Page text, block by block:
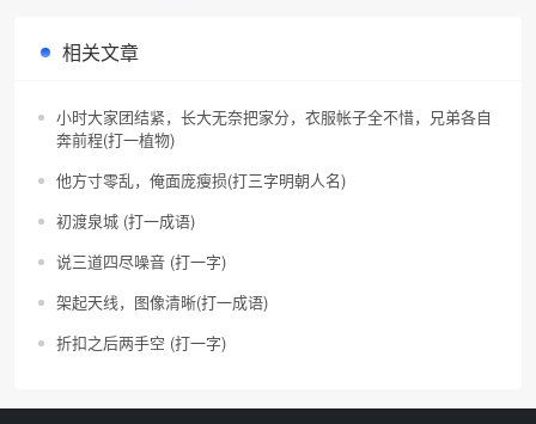
相关文章
小时大家团结紧，长大无奈把家分，衣服帐子全不惜，兄弟各自
奔前程(打一植物)
他方寸零乱，俺面庞瘦损(打三字明朝人名)
初渡泉城 (打一成语)
说三道四尽噪音 (打一字)
架起天线，图像清晰(打一成语)
折扣之后两手空 (打一字)